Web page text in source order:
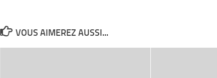
VOUS AIMEREZ AUSSI...